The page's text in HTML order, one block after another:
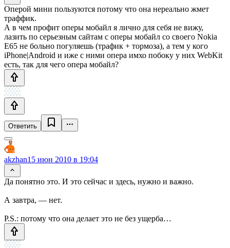
Оперой мини пользуются потому что она нереально жмет
траффик.
А в чем профит оперы мобайл я лично для себя не вижу,
лазить по серьезным сайтам с оперы мобайл со своего Nokia
E65 не больно погуляешь (трафик + тормоза), а тем у кого
iPhone|Android и иже с ними опера имхо побоку у них WebKit
есть, так для чего опера мобайл?
Ответить
akzhan15 июн 2010 в 19:04
Да понятно это. И это сейчас и здесь, нужно и важно.
А завтра, — нет.
P.S.: потому что она делает это не без ущерба…